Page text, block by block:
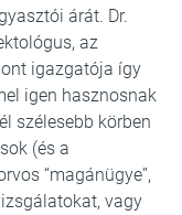
árát. Dr.
az
igazgatója így
igen hasznosnak
szélesebb körben
(és a
“magánügye”,
vagy